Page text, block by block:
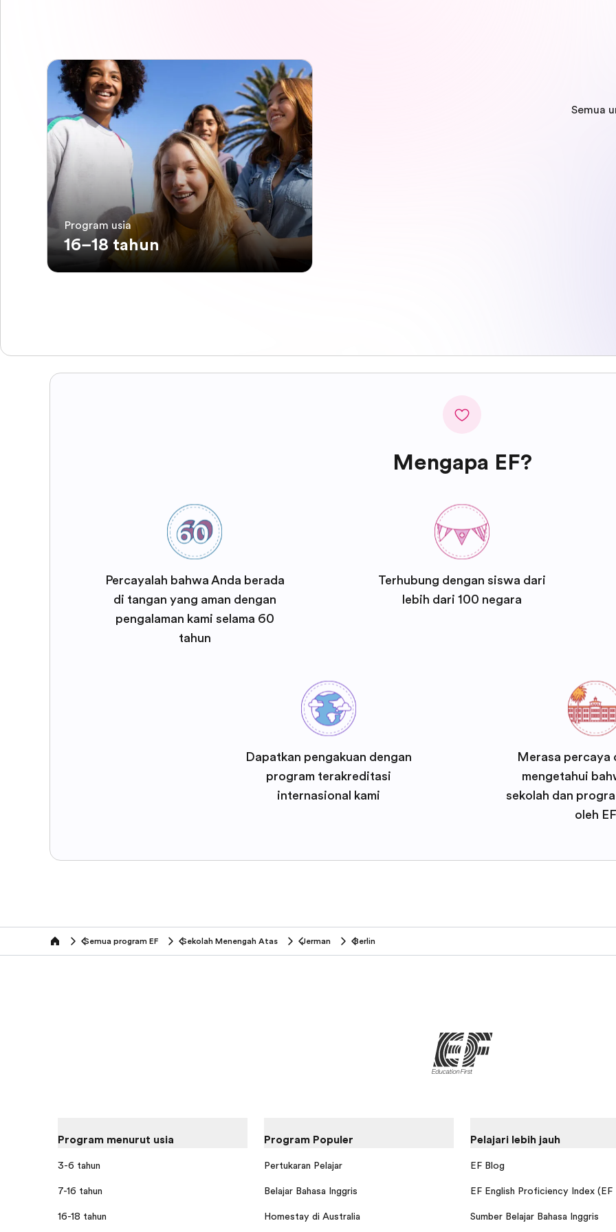
Program usia
16–18 tahun
Semua
Mengapa EF?
Percayalah bahwa Anda berada
di tangan yang aman dengan
pengalaman kami selama 60
tahun
Terhubung dengan siswa dari
lebih dari 100 negara
Dapatkan pengakuan dengan
program terakreditasi
internasional kami
Merasa percaya
mengetahui
sekolah dan
oleh EF
home Semua program EF Sekolah Menengah Atas Jerman Berlin
Program menurut usia
3-6 tahun
7-16 tahun
16-18 tahun
Program Populer
Pertukaran Pelajar
Belajar Bahasa Inggris
Homestay di Australia
Pelajari lebih jauh
EF Blog
EF English Proficiency Index (EF
Sumber Belajar Bahasa Inggris